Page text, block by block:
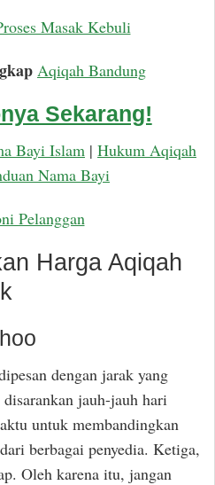
Masak Kebuli
Aqiqah Bandung
Sekarang!
Bayi Islam | Hukum Aqiqah
Nama Bayi
Pelanggan
Harga Aqiqah
dengan jarak yang
jauh-jauh hari
untuk membandingkan
dari berbagai penyedia. Ketiga,
Oleh karena itu, jangan